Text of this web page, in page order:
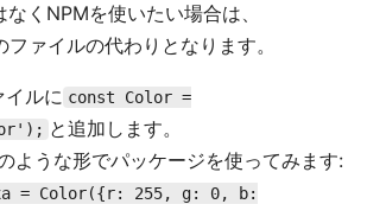
くNPMを使いたい場合は、
ファイルの代わりとなります。
イルに const Color =
と追加します。
ような形でパッケージを使ってみます:
= Color({r: 255, g: 0, b: